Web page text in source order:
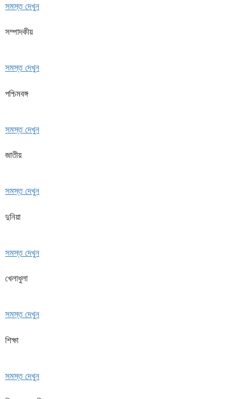
সমস্ত দেখুন
সম্পাদকীয়
সমস্ত দেখুন
পশ্চিমবঙ্গ
সমস্ত দেখুন
জাতীয়
সমস্ত দেখুন
দুনিয়া
সমস্ত দেখুন
খেলাধুলা
সমস্ত দেখুন
শিক্ষা
সমস্ত দেখুন